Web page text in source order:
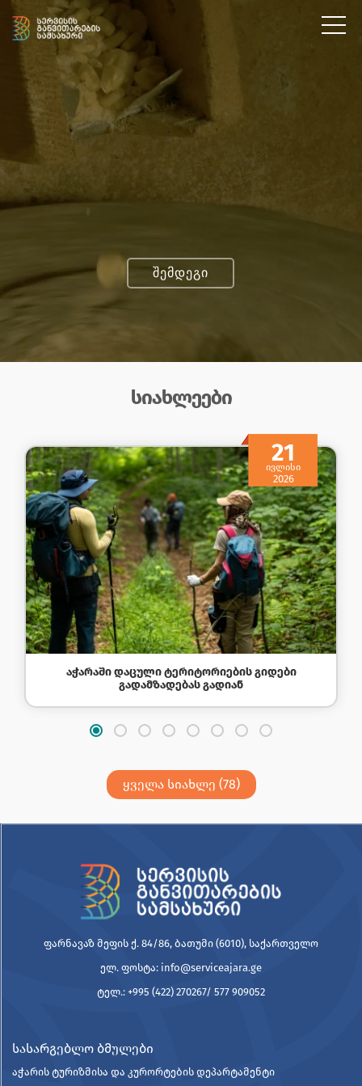
შემდეგი
ᲡᲘᲐᲮᲚᲔᲔᲑᲘ
21
ᲘᲕᲚᲘᲡᲘ
2026
ᲐᲭᲐᲠᲐᲨᲘ ᲓᲐᲪᲣᲚᲘ ᲢᲔᲠᲘᲢᲝᲠᲘᲔᲑᲘᲡ ᲒᲘᲓᲔᲑᲘ
ᲒᲐᲓᲐᲛᲖᲐᲓᲔᲑᲐᲡ ᲒᲐᲓᲘᲐᲜ
ყველა სიახლე (78)
ფარნავაზ მეფის ქ. 84/86, ბათუმი (6010), საქართველო
ელ. ფოსტა: info@serviceajara.ge
ტელ.: +995 (422) 270267/ 577 909052
სასარგებლო ბმულები
აჭარის ტურიზმისა და კურორტების დეპარტამენტი